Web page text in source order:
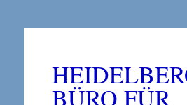
BÜRO FÜR